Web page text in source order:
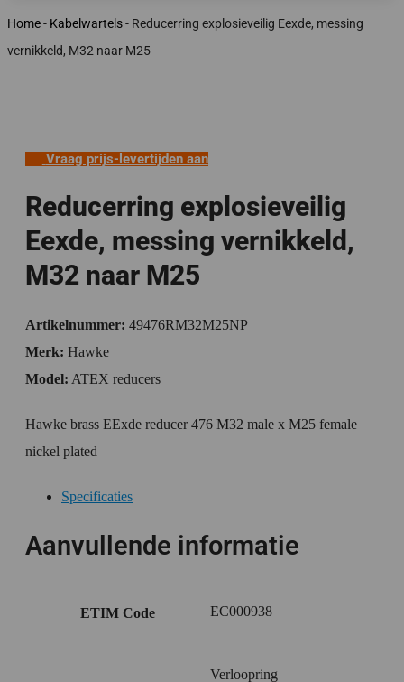
Home- Kabelwartels- Reducerring explosieveilig Eexde, messing
vernikkeld, M32 naar M25
Vraag prijs-levertijden aan
Reducerring explosieveilig
Eexde, messing vernikkeld,
M32 naar M25
Artikelnummer: 49476RM32M25NP
Merk: Hawke
Model: ATEX reducers
Hawke brass EExde reducer 476 M32 male x M25 female
nickel plated
Specificaties
Aanvullende informatie
ETIM Code EC000938
Verloopring